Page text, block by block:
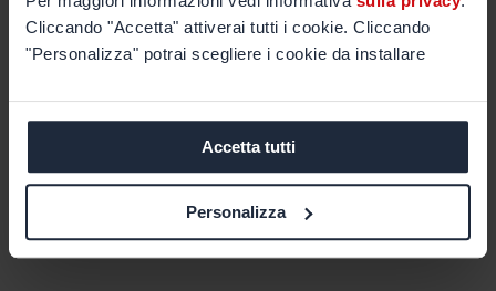
Cliccando "Accetta" attiverai tutti i cookie. Cliccando
"Personalizza" potrai scegliere i cookie da installare
Accetta tutti
Personalizza